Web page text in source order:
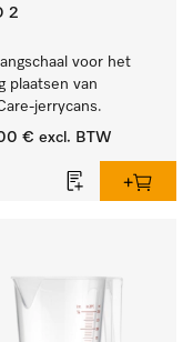
2
voor het
plaatsen van
jerrycans.
€ excl. BTW